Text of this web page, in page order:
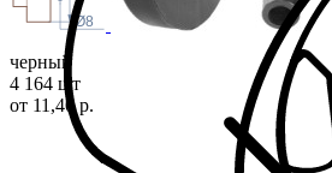
Ø8
черный
4 164 шт
от 11,40 р.